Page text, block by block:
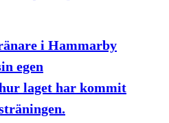
i Hammarby
egen
laget har kommit